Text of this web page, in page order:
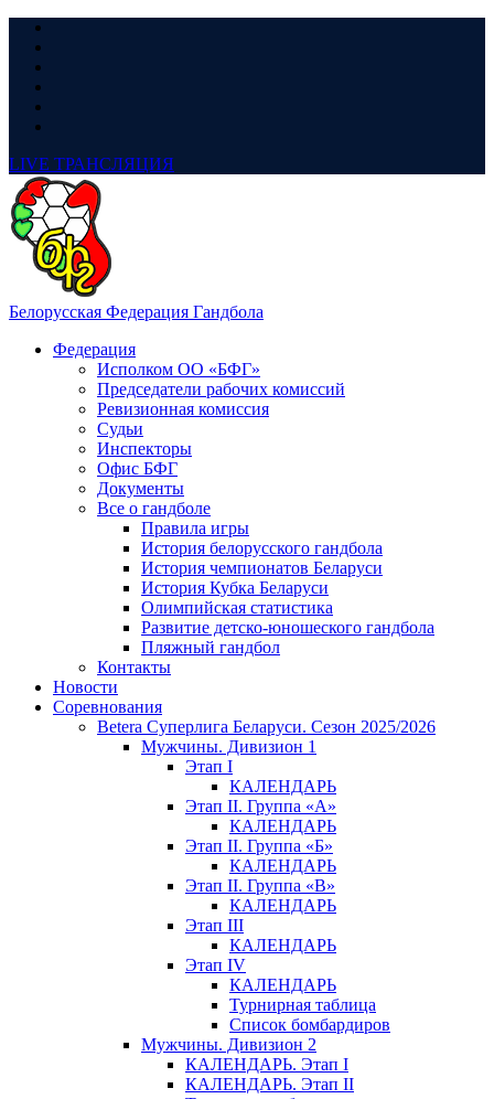
LIVE ТРАНСЛЯЦИЯ
Белорусская Федерация Гандбола
Федерация
Исполком ОО «БФГ»
Председатели рабочих комиссий
Ревизионная комиссия
Судьи
Инспекторы
Офис БФГ
Документы
Все о гандболе
Правила игры
История белорусского гандбола
История чемпионатов Беларуси
История Кубка Беларуси
Олимпийская статистика
Развитие детско-юношеского гандбола
Пляжный гандбол
Контакты
Новости
Соревнования
Betera Суперлига Беларуси. Сезон 2025/2026
Мужчины. Дивизион 1
Этап I
КАЛЕНДАРЬ
Этап II. Группа «А»
КАЛЕНДАРЬ
Этап II. Группа «Б»
КАЛЕНДАРЬ
Этап II. Группа «В»
КАЛЕНДАРЬ
Этап III
КАЛЕНДАРЬ
Этап IV
КАЛЕНДАРЬ
Турнирная таблица
Список бомбардиров
Мужчины. Дивизион 2
КАЛЕНДАРЬ. Этап I
КАЛЕНДАРЬ. Этап II